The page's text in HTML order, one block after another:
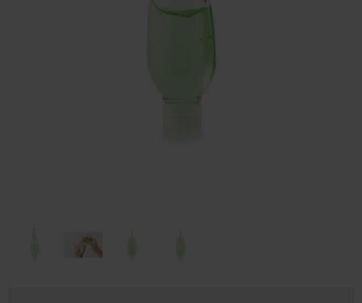
Gezondheid & Verzorging